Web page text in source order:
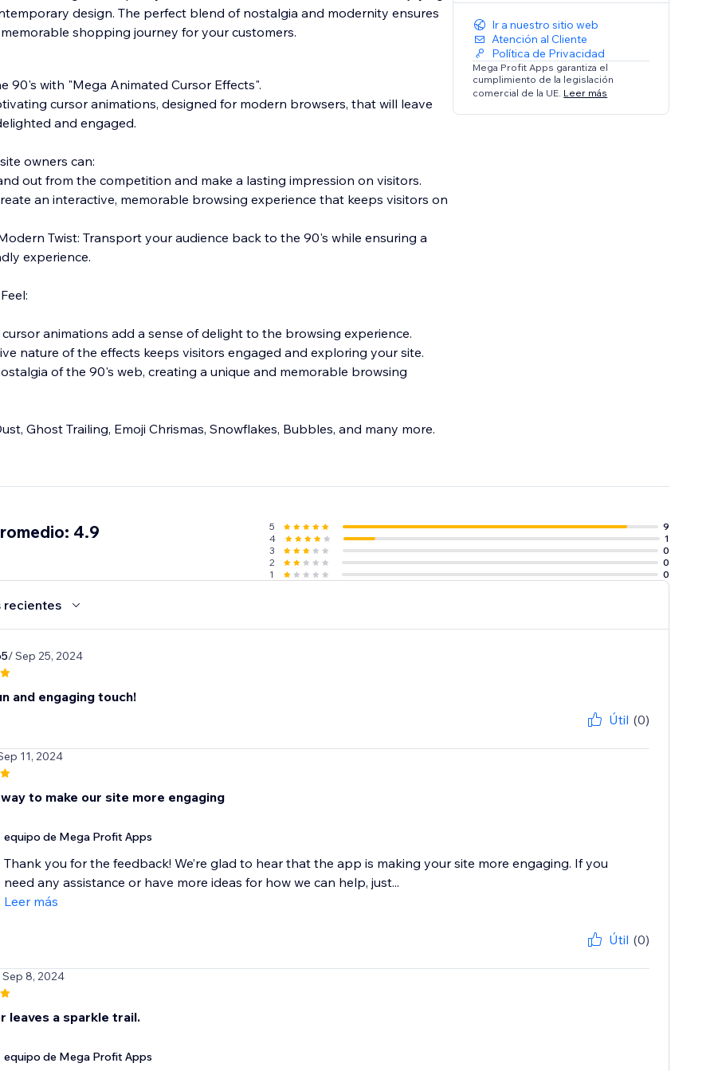
design. The perfect blend of nostalgia and modernity ensures
shopping journey for your customers.
90's with "Mega Animated Cursor Effects".
cursor animations, designed for modern browsers, that will leave
and engaged.
owners can:
out from the competition and make a lasting impression on visitors.
an interactive, memorable browsing experience that keeps visitors on
Twist: Transport your audience back to the 90's while ensuring a
experience.
animations add a sense of delight to the browsing experience.
nature of the effects keeps visitors engaged and exploring your site.
of the 90's web, creating a unique and memorable browsing
Ghost Trailing, Emoji Chrismas, Snowflakes, Bubbles, and many more.
your website.
Ir a nuestro sitio web
Atención al Cliente
Política de Privacidad
Mega Profit Apps garantiza el
cumplimiento de la legislación
comercial de la UE. Leer más
4.9 5
9
4
1
3
0
2
0
1
0
recientes
/ Sep 25, 2024
and engaging touch!
Útil (0)
11, 2024
to make our site more engaging
equipo de Mega Profit Apps
Thank you for the feedback! We’re glad to hear that the app is making your site more engaging. If you
need any assistance or have more ideas for how we can help, just...
Leer más
Útil (0)
8, 2024
leaves a sparkle trail.
equipo de Mega Profit Apps